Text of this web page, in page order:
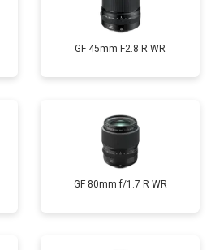
GF 45mm F2.8 R WR
GF 80mm f/1.7 R WR